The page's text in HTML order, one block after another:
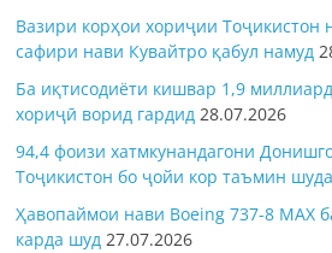
Вазири корҳои хориҷии Тоҷикистон
сафири нави Кувайтро қабул намуд
Ба иқтисодиёти кишвар 1,9
хориҷӣ ворид гардид 28.07.2026
94,4 фоизи хатмкунандагони
Тоҷикистон бо ҷойи кор таъмин
Ҳавопаймои нави Boeing 737-8 MAX
карда шуд 27.07.2026